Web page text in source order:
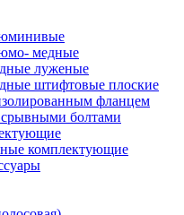
медные
луженые
штифтовые плоские
фланцем
болтами
комплектующие